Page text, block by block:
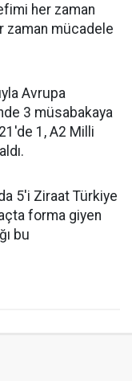
her zaman
zaman mücadele
Avrupa
3 müsabakaya
1, A2 Milli
5'i Ziraat Türkiye
forma giyen
bu